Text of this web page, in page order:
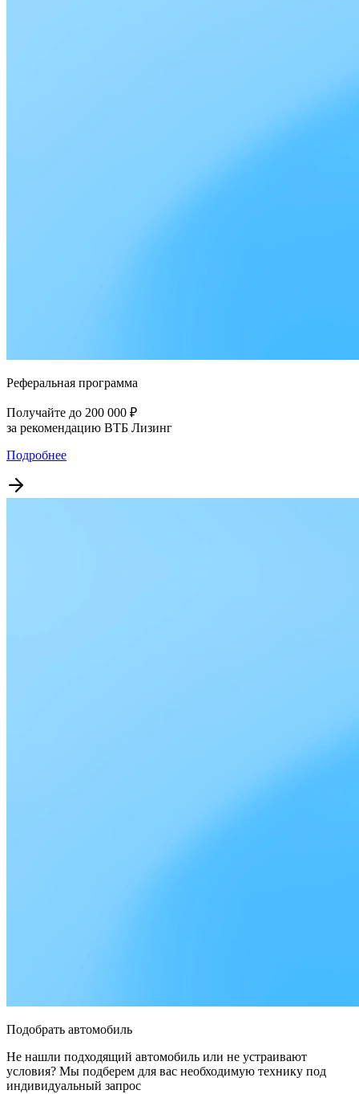
Реферальная программа
Получайте до 200 000 ₽
за рекомендацию ВТБ Лизинг
Подробнее
Подобрать автомобиль
Не нашли подходящий автомобиль или не устраивают
условия? Мы подберем для вас необходимую технику под
индивидуальный запрос